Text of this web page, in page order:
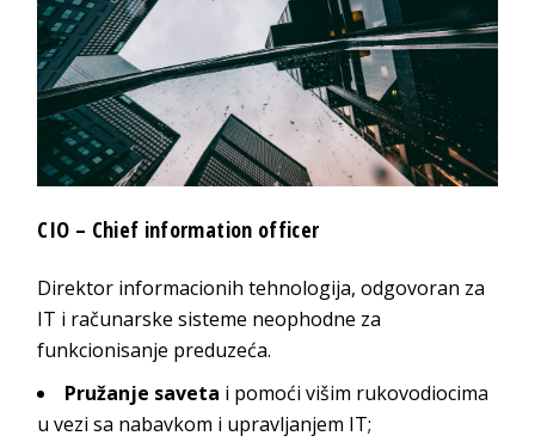
CIO – Chief information officer
Direktor informacionih tehnologija, odgovoran za
IT i računarske sisteme neophodne za
funkcionisanje preduzeća.
Pružanje saveta i pomoći višim rukovodiocima
u vezi sa nabavkom i upravljanjem IT;